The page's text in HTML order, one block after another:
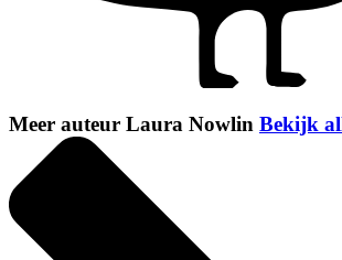
Meer auteur Laura Nowlin Bekijk